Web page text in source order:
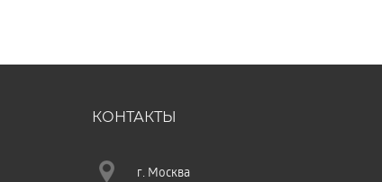
КОНТАКТЫ
г. Москва